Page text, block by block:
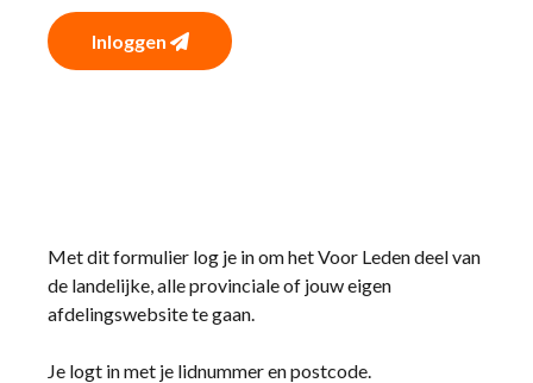
Inloggen
Met dit formulier log je in om het Voor Leden deel van
de landelijke, alle provinciale of jouw eigen
afdelingswebsite te gaan.
Je logt in met je lidnummer en postcode.